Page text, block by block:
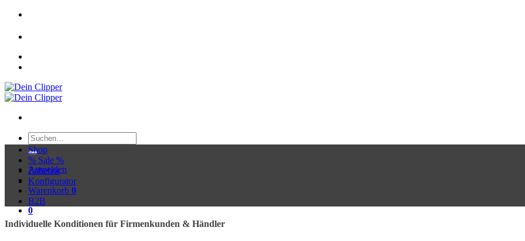
Zum
springen
Suchen
nach:
Anmelden
Warenkorb 0
0
Shop
% Sale %
Zubehör
Konfigurator
B2B
Individuelle Konditionen für Firmenkunden & Händler